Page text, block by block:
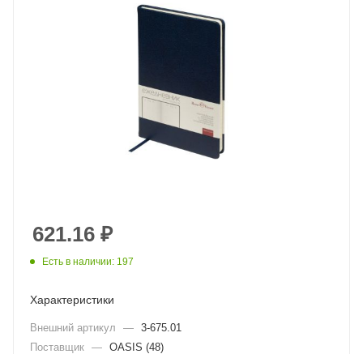
621.16 ₽
Есть в наличии: 197
Характеристики
Внешний артикул — 3-675.01
Поставщик — OASIS (48)